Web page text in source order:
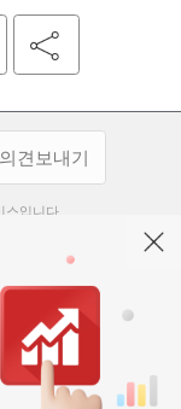
의견보내기
입니다.
발생할 수 있습니다.
여 법적인 책임을
단 배포를 금합니다.
처리방침
오픈소스 라이선스
층
54968